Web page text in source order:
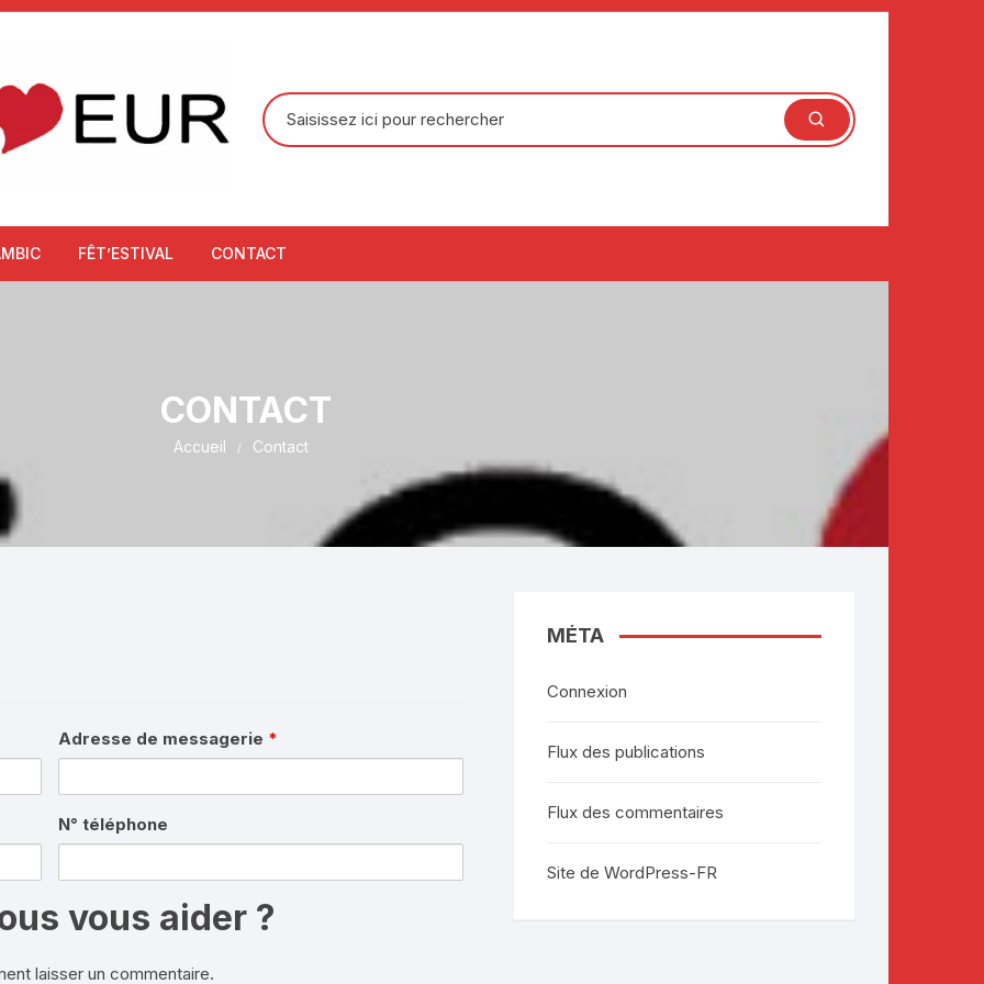
Recherche
pour
FÊT’ESTIVAL CONTACT
CONTACT
Accueil Contact
Adresse de messagerie *
N° téléphone
vous aider ?
laisser un commentaire.
MÉTA
Connexion
Flux des publications
Flux des commentaires
Site de WordPress-FR